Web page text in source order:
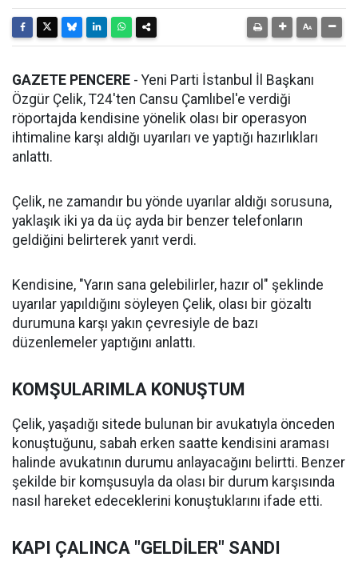
GAZETE PENCERE - Yeni Parti İstanbul İl Başkanı
Özgür Çelik, T24'ten Cansu Çamlıbel'e verdiği
röportajda kendisine yönelik olası bir operasyon
ihtimaline karşı aldığı uyarıları ve yaptığı hazırlıkları
anlattı.
Çelik, ne zamandır bu yönde uyarılar aldığı sorusuna,
yaklaşık iki ya da üç ayda bir benzer telefonların
geldiğini belirterek yanıt verdi.
Kendisine, "Yarın sana gelebilirler, hazır ol" şeklinde
uyarılar yapıldığını söyleyen Çelik, olası bir gözaltı
durumuna karşı yakın çevresiyle de bazı
düzenlemeler yaptığını anlattı.
KOMŞULARIMLA KONUŞTUM
Çelik, yaşadığı sitede bulunan bir avukatıyla önceden
konuştuğunu, sabah erken saatte kendisini araması
halinde avukatının durumu anlayacağını belirtti. Benzer
şekilde bir komşusuyla da olası bir durum karşısında
nasıl hareket edeceklerini konuştuklarını ifade etti.
KAPI ÇALINCA "GELDİLER" SANDI